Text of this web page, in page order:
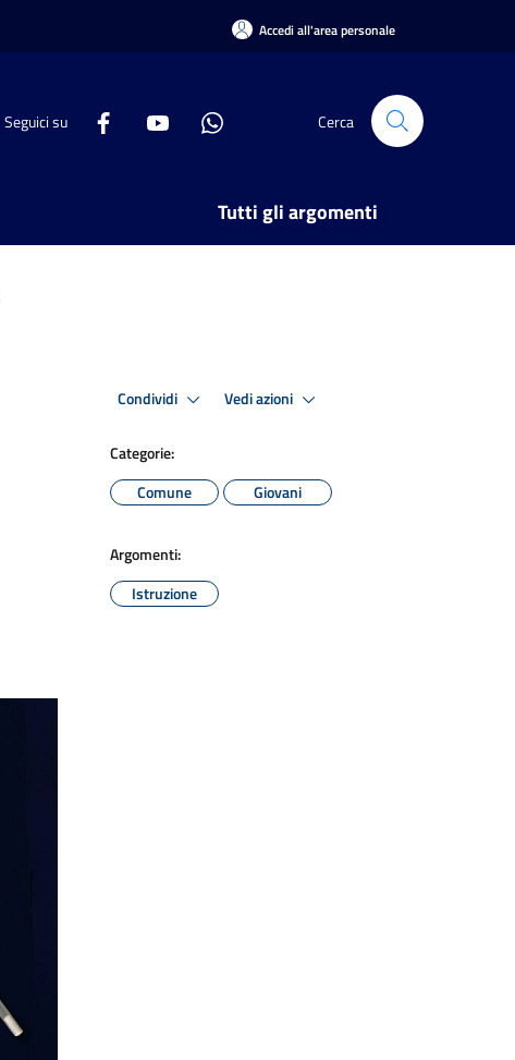
Accedi all'area personale
Seguici su Cerca
Tutti gli argomenti
Condividi Vedi azioni
Categorie:
Comune
Giovani
Argomenti:
Istruzione